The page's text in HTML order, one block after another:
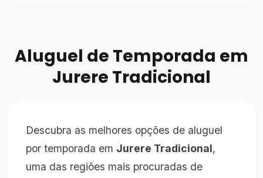
Aluguel de Temporada em
Jurere Tradicional
Descubra as melhores opções de aluguel
por temporada em Jurere Tradicional,
uma das regiões mais procuradas de